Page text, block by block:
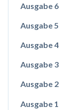
Ausgabe 6
Ausgabe 5
Ausgabe 4
Ausgabe 3
Ausgabe 2
Ausgabe 1